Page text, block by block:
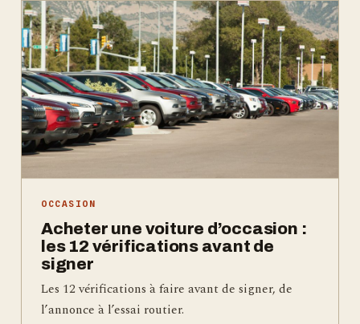
OCCASION
Acheter une voiture d’occasion :
les 12 vérifications avant de
signer
Les 12 vérifications à faire avant de signer, de
l’annonce à l’essai routier.